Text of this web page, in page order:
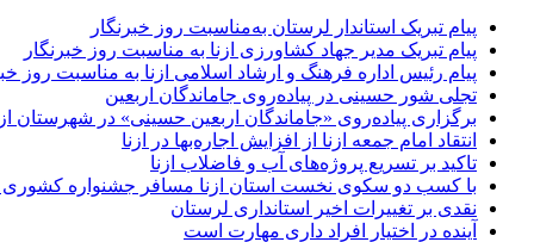
پیام تبریک استاندار لرستان به‌مناسبت روز خبرنگار
پیام تبریک مدیر جهاد کشاورزی ازنا به مناسبت روز خبرنگار
پیام رئیس اداره فرهنگ و ارشاد اسلامی ازنا به مناسبت روز
تجلی شور حسینی در پیاده‌روی جاماندگان اربعین
برگزاری پیاده‌روی «جاماندگان اربعین حسینی» در شهرستان
انتقاد امام جمعه ازنا از افزایش اجاره‌بها در ازنا
تاکید بر تسریع پروژه‌های آب و فاضلاب ازنا
با کسب دو سکوی نخست استان ازنا مسافر جشنواره کشوری
نقدی بر تغییرات اخیر استانداری لرستان
آینده در اختیار افراد داری مهارت است